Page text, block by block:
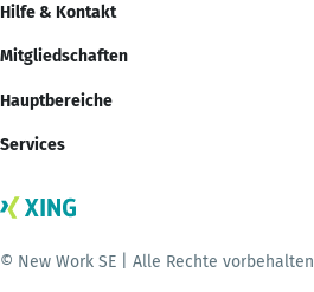
Hilfe & Kontakt
Mitgliedschaften
Hauptbereiche
Services
© New Work SE | Alle Rechte vorbehalten